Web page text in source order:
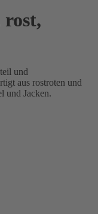
und
aus rostroten und
und Jacken.